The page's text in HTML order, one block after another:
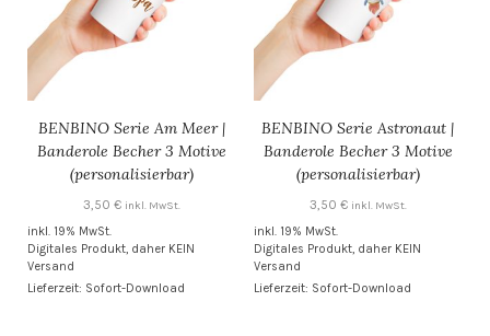
BENBINO Serie Am Meer |
Banderole Becher 3 Motive
(personalisierbar)
3,50€ inkl. MwSt.
inkl. 19% MwSt.
Digitales Produkt, daher KEIN
Versand
Lieferzeit: Sofort-Download
BENBINO Serie Astronaut |
Banderole Becher 3 Motive
(personalisierbar)
3,50 € inkl. MwSt.
inkl. 19% MwSt.
Digitales Produkt, daher KEIN
Versand
Lieferzeit: Sofort-Download